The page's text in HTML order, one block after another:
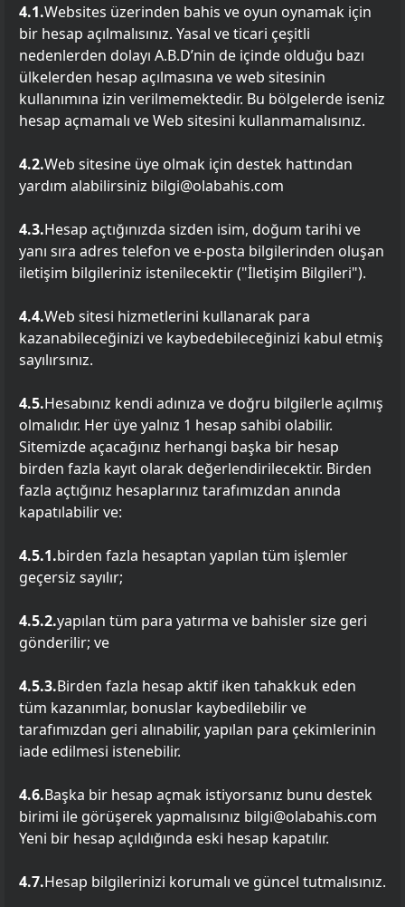
4.1.Websites üzerinden bahis ve oyun oynamak için
bir hesap açılmalısınız. Yasal ve ticari çeşitli
nedenlerden dolayı A.B.D’nin de içinde olduğu bazı
ülkelerden hesap açılmasına ve web sitesinin
kullanımına izin verilmemektedir. Bu bölgelerde iseniz
hesap açmamalı ve Web sitesini kullanmamalısınız.
4.2.Web sitesine üye olmak için destek hattından
yardım alabilirsiniz bilgi@olabahis.com
4.3.Hesap açtığınızda sizden isim, doğum tarihi ve
yanı sıra adres telefon ve e-posta bilgilerinden oluşan
iletişim bilgileriniz istenilecektir ("İletişim Bilgileri").
4.4.Web sitesi hizmetlerini kullanarak para
kazanabileceğinizi ve kaybedebileceğinizi kabul etmiş
sayılırsınız.
4.5.Hesabınız kendi adınıza ve doğru bilgilerle açılmış
olmalıdır. Her üye yalnız 1 hesap sahibi olabilir.
Sitemizde açacağınız herhangi başka bir hesap
birden fazla kayıt olarak değerlendirilecektir. Birden
fazla açtığınız hesaplarınız tarafımızdan anında
kapatılabilir ve:
4.5.1.birden fazla hesaptan yapılan tüm işlemler
geçersiz sayılır;
4.5.2.yapılan tüm para yatırma ve bahisler size geri
gönderilir; ve
4.5.3.Birden fazla hesap aktif iken tahakkuk eden
tüm kazanımlar, bonuslar kaybedilebilir ve
tarafımızdan geri alınabilir, yapılan para çekimlerinin
iade edilmesi istenebilir.
4.6.Başka bir hesap açmak istiyorsanız bunu destek
birimi ile görüşerek yapmalısınız bilgi@olabahis.com
Yeni bir hesap açıldığında eski hesap kapatılır.
4.7.Hesap bilgilerinizi korumalı ve güncel tutmalısınız.